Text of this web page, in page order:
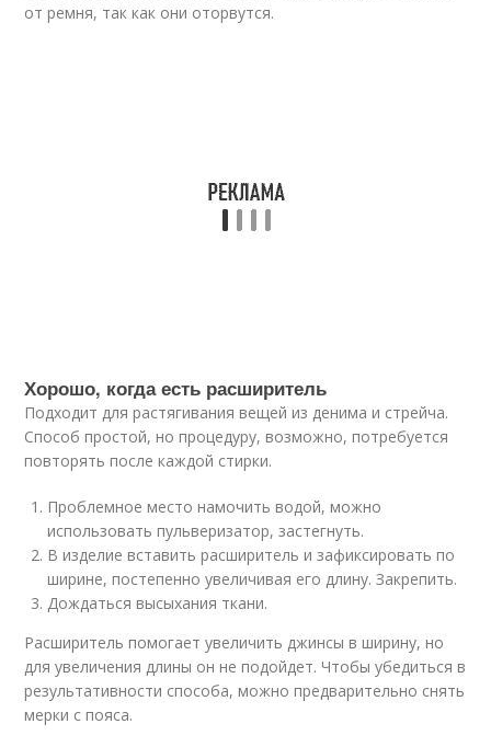
от ремня, так как они оторвутся.
Хорошо, когда есть расширитель
Подходит для растягивания вещей из денима и стрейча.
Способ простой, но процедуру, возможно, потребуется
повторять после каждой стирки.
Проблемное место намочить водой, можно
использовать пульверизатор, застегнуть.
В изделие вставить расширитель и зафиксировать по
ширине, постепенно увеличивая его длину. Закрепить.
Дождаться высыхания ткани.
Расширитель помогает увеличить джинсы в ширину, но
для увеличения длины он не подойдет. Чтобы убедиться в
результативности способа, можно предварительно снять
мерки с пояса.